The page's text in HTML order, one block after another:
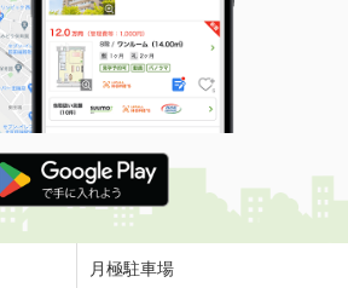
月極駐車場